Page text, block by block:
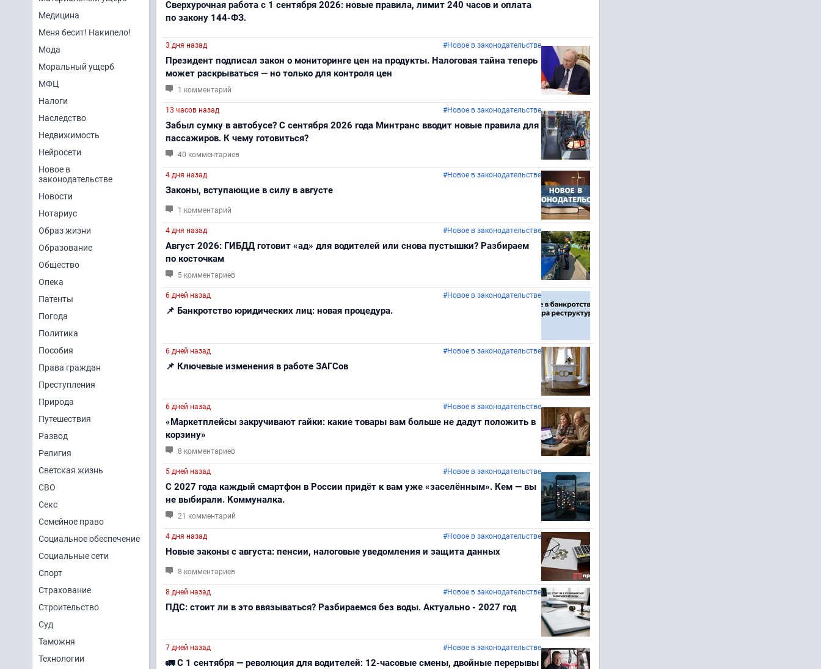
Медицина
Меня бесит! Накипело!
Мода
Моральный ущерб
МФЦ
Налоги
Наследство
Недвижимость
Нейросети
Новое в
законодательстве
Новости
Нотариус
Образ жизни
Образование
Общество
Опека
Патенты
Погода
Политика
Пособия
Права граждан
Преступления
Природа
Путешествия
Развод
Религия
Светская жизнь
СВО
Секс
Семейное право
Социальное обеспечение
Социальные сети
Спорт
Страхование
Строительство
Суд
Таможня
Технологии
Сверхурочная работа с 1 сентября 2026: новые правила, лимит 240 часов и оплата
по закону 144-ФЗ.
3 дня назад #Новое в законодательстве
Президент подписал закон о мониторинге цен на продукты. Налоговая тайна теперь
может раскрываться — но только для контроля цен
1 комментарий
13 часов назад #Новое в законодательстве
Забыл сумку в автобусе? С сентября 2026 года Минтранс вводит новые правила для
пассажиров. К чему готовиться?
40 комментариев
4 дня назад #Новое в законодательстве
Законы, вступающие в силу в августе
1 комментарий
4 дня назад #Новое в законодательстве
Август 2026: ГИБДД готовит «ад» для водителей или снова пустышки? Разбираем
по косточкам
5 комментариев
6 дней назад #Новое в законодательстве
📌 Банкротство юридических лиц: новая процедура.
6 дней назад #Новое в законодательстве
📌 Ключевые изменения в работе ЗАГСов
6 дней назад #Новое в законодательстве
«Маркетплейсы закручивают гайки: какие товары вам больше не дадут положить в
корзину»
8 комментариев
5 дней назад #Новое в законодательстве
С 2027 года каждый смартфон в России придёт к вам уже «заселённым». Кем — вы
не выбирали. Коммуналка.
21 комментарий
4 дня назад #Новое в законодательстве
Новые законы с августа: пенсии, налоговые уведомления и защита данных
8 комментариев
8 дней назад #Новое в законодательстве
ПДС: стоит ли в это ввязываться? Разбираемся без воды. Актуально - 2027 год
7 дней назад #Новое в законодательстве
🚛 С 1 сентября — революция для водителей: 12-часовые смены, двойные перерывы